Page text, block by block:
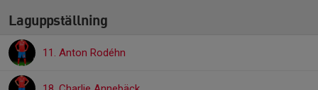
Laguppställning
11. Anton Rodéhn